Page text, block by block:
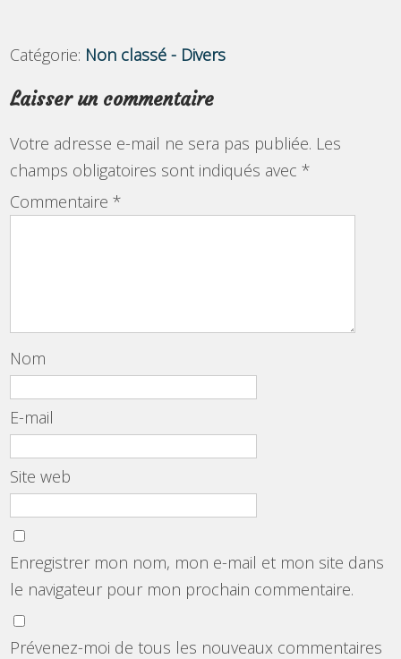
Catégorie: Non classé - Divers
Laisser un commentaire
Votre adresse e-mail ne sera pas publiée. Les
champs obligatoires sont indiqués avec*
Commentaire*
Nom
E-mail
Site web
Enregistrer mon nom, mon e-mail et mon site dans
le navigateur pour mon prochain commentaire.
Prévenez-moi de tous les nouveaux commentaires